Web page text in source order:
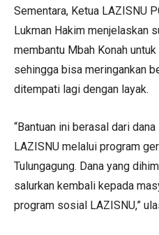
Sementara, Ketua LAZISNU
Lukman Hakim menjelaskan
membantu Mbah Konah
sehingga bisa meringankan
ditempati lagi dengan layak.
“Bantuan ini berasal dari
LAZISNU melalui program
Tulungagung. Dana yang
salurkan kembali kepada
program sosial LAZISNU,”